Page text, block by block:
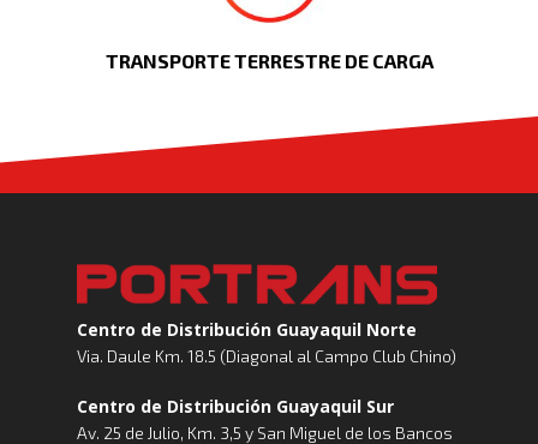
TRANSPORTE TERRESTRE DE CARGA
Centro de Distribución Guayaquil Norte
Via. Daule Km. 18.5 (Diagonal al Campo Club Chino)
Centro de Distribución Guayaquil Sur
Av. 25 de Julio, Km. 3,5 y San Miguel de los Bancos